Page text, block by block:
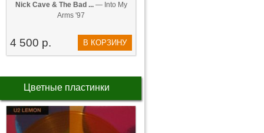
Nick Cave & The Bad ...— Into My
Arms '97
4 500 р. В КОРЗИНУ
Цветные пластинки